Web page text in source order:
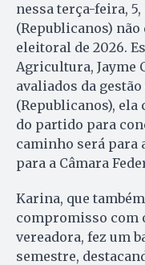
nessa terça-feira,
(Republicanos)
eleitoral de 2026.
Agricultura, Jayme
avaliados da
(Republicanos),
do partido para
caminho será para
para a Câmara
Karina, que
compromisso com
vereadora, fez um
semestre,